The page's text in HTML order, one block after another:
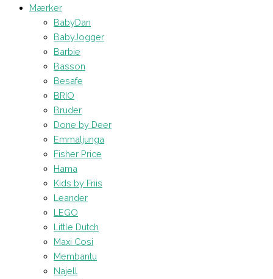
Mærker
BabyDan
BabyJogger
Barbie
Basson
Besafe
BRIO
Bruder
Done by Deer
Emmaljunga
Fisher Price
Hama
Kids by Friis
Leander
LEGO
Little Dutch
Maxi Cosi
Membantu
Najell